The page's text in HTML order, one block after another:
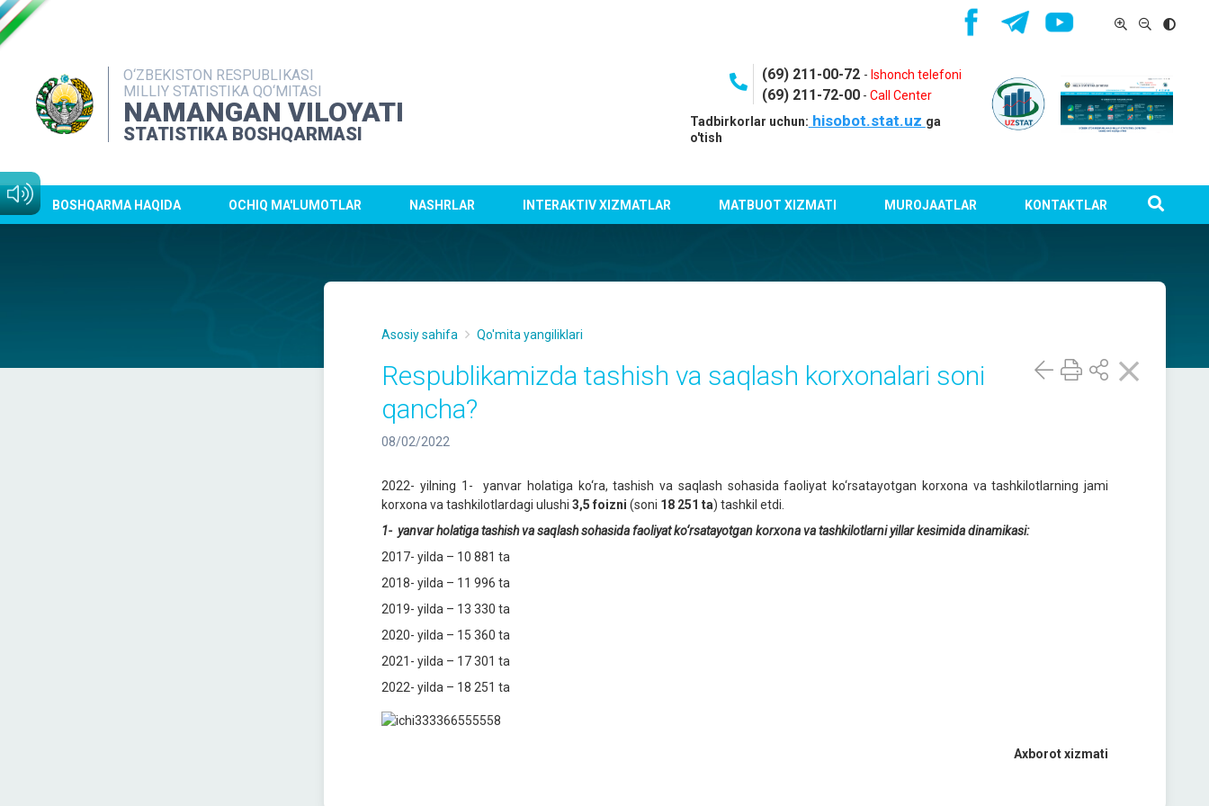
O‘ZBEKISTON RESPUBLIKASI
MILLIY STATISTIKA QO‘MITASI
NAMANGAN VILOYATI
STATISTIKA BOSHQARMASI
(69) 211-00-72 - Ishonch telefoni
(69) 211-72-00- Call Center
Tadbirkorlar uchun: hisobot.stat.uz ga
o'tish
BOSHQARMA HAQIDA OCHIQ MA'LUMOTLAR NASHRLAR INTERAKTIV XIZMATLAR MATBUOT XIZMATI MUROJAATLAR KONTAKTLAR
Asosiy sahifa Qo'mita yangiliklari
Respublikamizda tashish va saqlash korxonalari soni
qancha?
08/02/2022
2022- yilning 1- yanvar holatiga ko‘ra, tashish va saqlash sohasida faoliyat ko‘rsatayotgan korxona va tashkilotlarning jami
korxona va tashkilotlardagi ulushi 3,5 foizni (soni 18 251 ta) tashkil etdi.
1- yanvar holatiga tashish va saqlashsohasida faoliyat ko‘rsatayotgan korxona va tashkilotlarni yillar kesimida dinamikasi:
2017- yilda – 10 881 ta
2018- yilda – 11 996 ta
2019- yilda – 13 330 ta
2020- yilda – 15 360 ta
2021- yilda – 17 301 ta
2022- yilda – 18 251 ta
Axborot xizmati